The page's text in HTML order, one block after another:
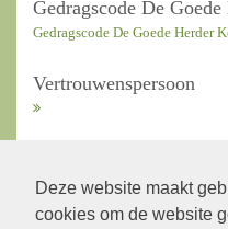
Deze website maakt
cookies om de website
Gedragscode De
Gedragscode De Goede Herder
Vertrouwenspersoon